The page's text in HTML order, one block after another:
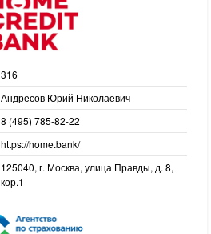
316
Андресов Юрий Николаевич
8 (495) 785-82-22
https://home.bank/
125040, г. Москва, улица Правды, д. 8,
кор.1